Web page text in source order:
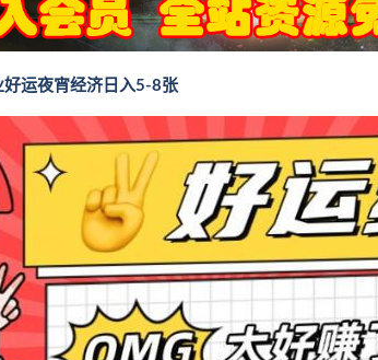
运夜宵经济日入5-8张